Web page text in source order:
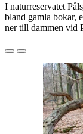
I naturreservatet
bland gamla bokar,
ner till dammen vid